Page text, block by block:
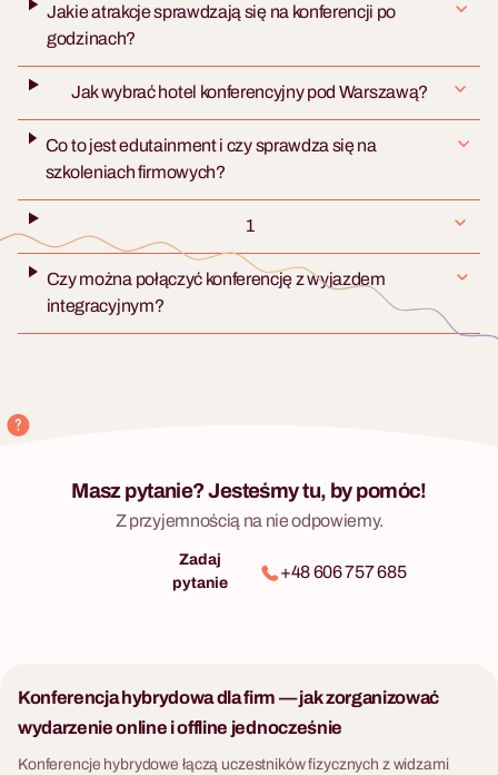
Jakie atrakcje sprawdzają się na konferencji po
godzinach?
Jak wybrać hotel konferencyjny pod Warszawą?
Co to jest edutainment i czy sprawdza się na
szkoleniach firmowych?
1
Czy można połączyć konferencję z wyjazdem
integracyjnym?
Masz pytanie? Jesteśmy tu, by pomóc!
Z przyjemnością na nie odpowiemy.
Zadaj
pytanie
+48 606 757 685
Konferencja hybrydowa dla firm — jak zorganizować
wydarzenie online i offline jednocześnie
Konferencje hybrydowe łączą uczestników fizycznych z widzami